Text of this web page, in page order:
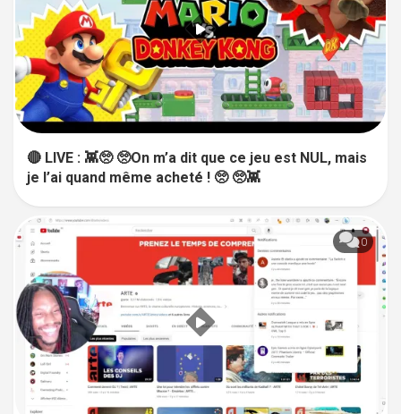
🔴 LIVE : 👾🥺 🥺On m’a dit que ce jeu est NUL, mais
je l’ai quand même acheté ! 🥺 🥺👾
0